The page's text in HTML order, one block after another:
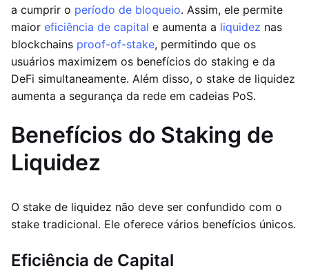
a cumprir o período de bloqueio. Assim, ele permite
maior eficiência de capital e aumenta a liquidez nas
blockchains proof-of-stake, permitindo que os
usuários maximizem os benefícios do staking e da
DeFi simultaneamente. Além disso, o stake de liquidez
aumenta a segurança da rede em cadeias PoS.
Benefícios do Staking de
Liquidez
O stake de liquidez não deve ser confundido com o
stake tradicional. Ele oferece vários benefícios únicos.
Eficiência de Capital